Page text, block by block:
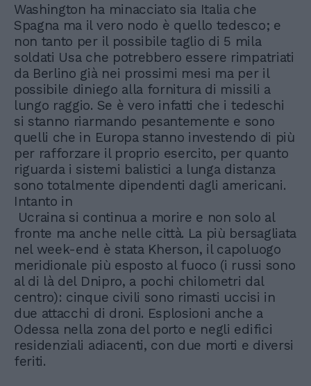
Washington ha minacciato sia Italia che
Spagna ma il vero nodo è quello tedesco; e
non tanto per il possibile taglio di 5 mila
soldati Usa che potrebbero essere rimpatriati
da Berlino già nei prossimi mesi ma per il
possibile diniego alla fornitura di missili a
lungo raggio. Se è vero infatti che i tedeschi
si stanno riarmando pesantemente e sono
quelli che in Europa stanno investendo di più
per rafforzare il proprio esercito, per quanto
riguarda i sistemi balistici a lunga distanza
sono totalmente dipendenti dagli americani.
Intanto in
Ucraina si continua a morire e non solo al
fronte ma anche nelle città. La più bersagliata
nel week-end è stata Kherson, il capoluogo
meridionale più esposto al fuoco (i russi sono
al di là del Dnipro, a pochi chilometri dal
centro): cinque civili sono rimasti uccisi in
due attacchi di droni. Esplosioni anche a
Odessa nella zona del porto e negli edifici
residenziali adiacenti, con due morti e diversi
feriti.